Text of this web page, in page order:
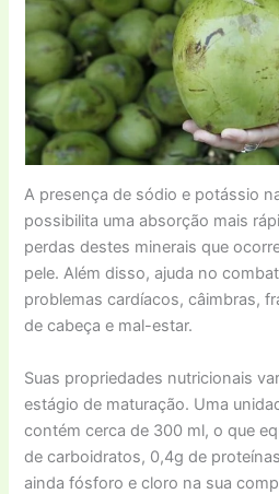
A presença de sódio e potássio
possibilita uma absorção mais
perdas destes minerais que
pele. Além disso, ajuda no
problemas cardíacos, câimbras,
de cabeça e mal-estar.
Suas propriedades nutricionais
estágio de maturação. Uma
contém cerca de 300 ml, o que
de carboidratos, 0,4g de
ainda fósforo e cloro na sua